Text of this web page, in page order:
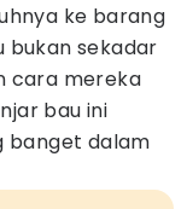
ke barang
bukan sekadar
cara mereka
bau ini
banget dalam